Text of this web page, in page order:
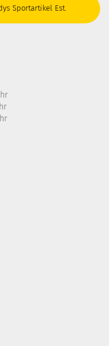
Sportartikel Est.